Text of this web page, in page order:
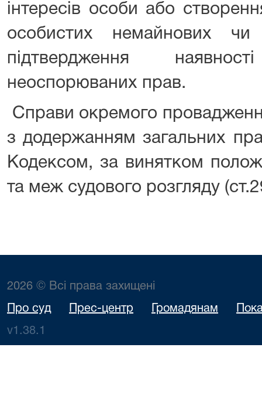
інтересів особи або
особистих немайнових
підтвердження
неоспорюваних прав.
Справи окремого
з додержанням загальних
Кодексом, за винятком
та меж судового розгляду
2026 © Всі права захищені
Про суд Прес-центр Громадянам
v1.38.1